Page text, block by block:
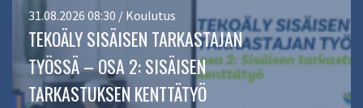
31.08.2026 08:30 / Koulutus
TEKOÄLY SISÄISEN TARKASTAJAN
TYÖSSÄ – OSA 2: SISÄISEN
TARKASTUKSEN KENTTÄTYÖ